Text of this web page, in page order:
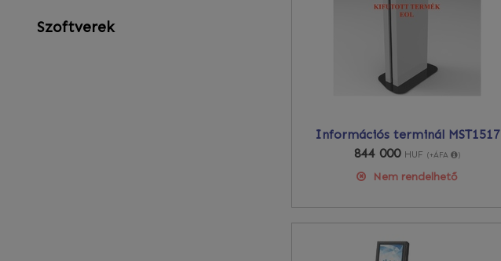
Szoftverek
Információs terminál MST1517
844 000 HUF (+ÁFA )
Nem rendelhető